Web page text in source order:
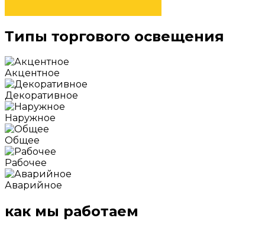
Типы торгового освещения
Акцентное
Декоративное
Наружное
Общее
Рабочее
Аварийное
как мы работаем